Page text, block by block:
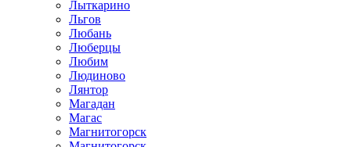
Лыткарино
Льгов
Любань
Люберцы
Любим
Людиново
Лянтор
Магадан
Магас
Магнитогорск